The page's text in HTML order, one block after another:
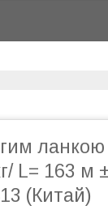
L= 163 м
(Китай)